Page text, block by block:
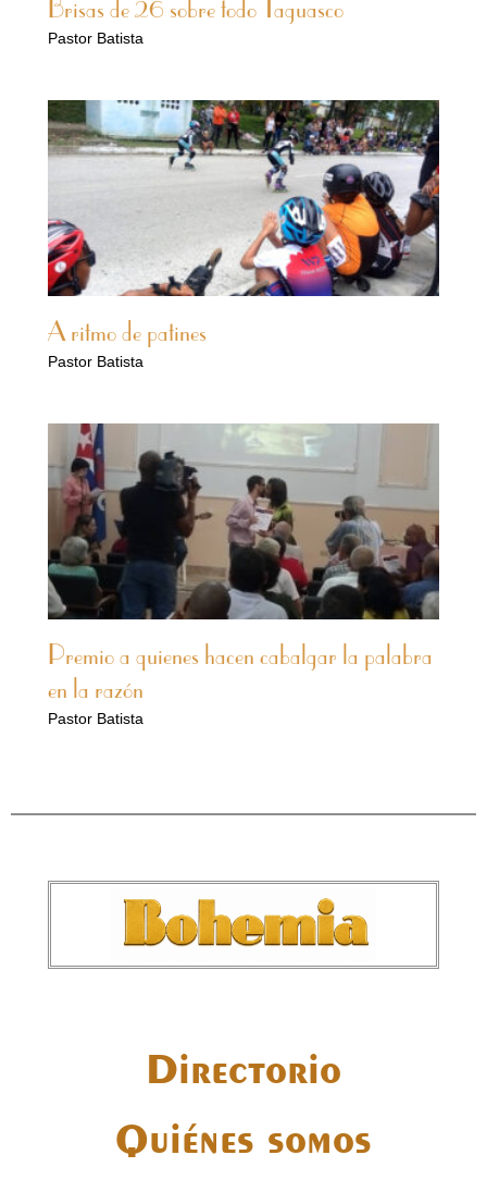
Brisas de 26 sobre todo Taguasco
Pastor Batista
A ritmo de patines
Pastor Batista
Premio a quienes hacen cabalgar la palabra
en la razón
Pastor Batista
Directorio
Quiénes somos